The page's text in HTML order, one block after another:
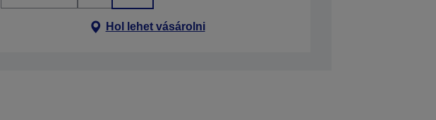
Hol lehet vásárolni